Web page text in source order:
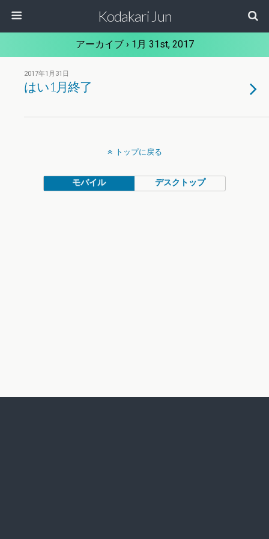
Kodakari Jun
アーカイブ › 1月 31st, 2017
2017年1月31日
はい1月終了
トップに戻る
モバイル デスクトップ